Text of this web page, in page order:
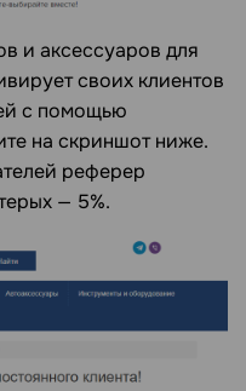
и аксессуаров для
своих клиентов
с помощью
на скриншот ниже.
реферер
— 5%.